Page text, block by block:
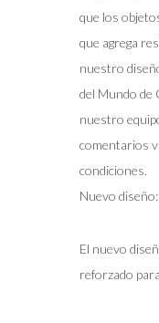
que los
que agrega
nuestro
del Mundo de
nuestro
comentarios
condiciones.
Nuevo
El nuevo
reforzado